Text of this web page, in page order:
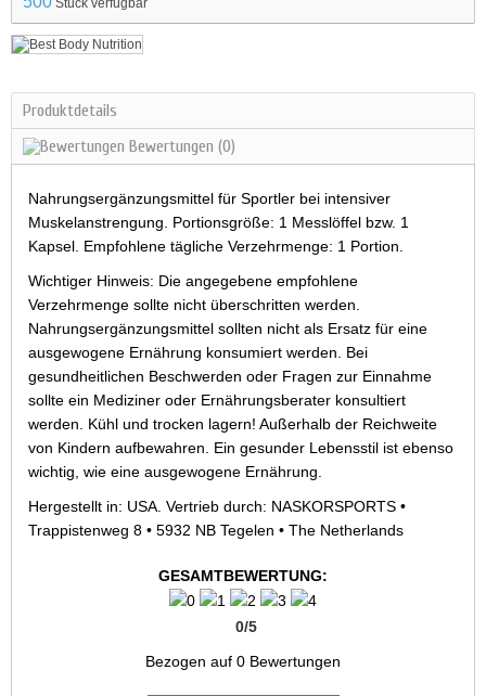
Stück verfügbar
Produktdetails
Bewertungen (0)
Nahrungsergänzungsmittel für Sportler bei intensiver
Muskelanstrengung. Portionsgröße: 1 Messlöffel bzw. 1
Kapsel. Empfohlene tägliche Verzehrmenge: 1 Portion.
Wichtiger Hinweis: Die angegebene empfohlene
Verzehrmenge sollte nicht überschritten werden.
Nahrungsergänzungsmittel sollten nicht als Ersatz für eine
ausgewogene Ernährung konsumiert werden. Bei
gesundheitlichen Beschwerden oder Fragen zur Einnahme
sollte ein Mediziner oder Ernährungsberater konsultiert
werden. Kühl und trocken lagern! Außerhalb der Reichweite
von Kindern aufbewahren. Ein gesunder Lebensstil ist ebenso
wichtig, wie eine ausgewogene Ernährung.
Hergestellt in: USA. Vertrieb durch: NASKORSPORTS •
Trappistenweg 8 • 5932 NB Tegelen • The Netherlands
GESAMTBEWERTUNG:
0/5
Bezogen auf 0 Bewertungen